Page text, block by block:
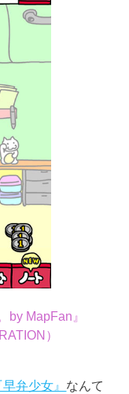
by MapFan』
）
早弁少女』 なんて